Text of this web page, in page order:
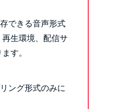
できる音声形式
生環境、配信サ
す。
ング形式のみに